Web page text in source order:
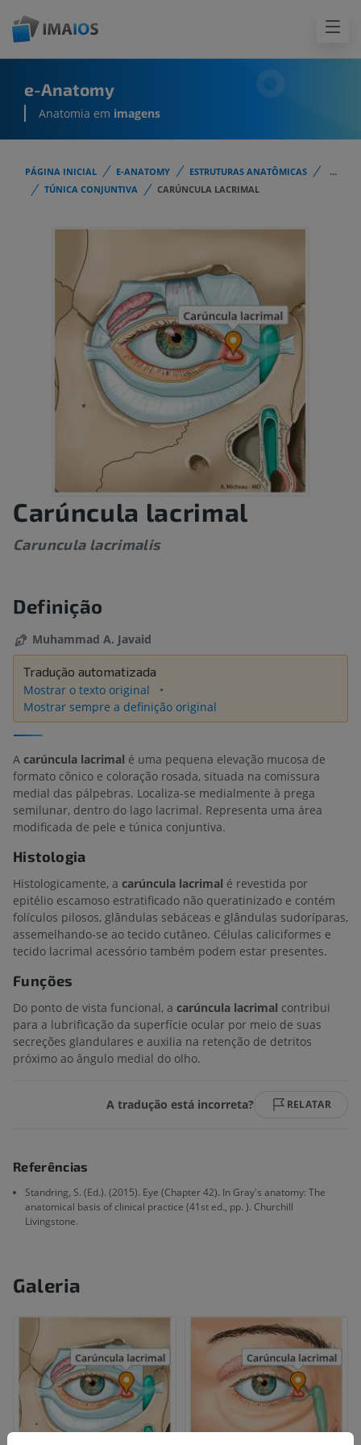
e-Anatomy
Anatomia em imagens
PÁGINA INICIAL E-ANATOMY ESTRUTURAS ANATÔMICAS
...
TÚNICA CONJUNTIVA
CARÚNCULA LACRIMAL
Carúncula lacrimal
Caruncula lacrimalis
Definição
Muhammad A. Javaid
Tradução automatizada
Mostrar o texto original
Mostrar sempre a definição original
A carúncula lacrimal é uma pequena elevação mucosa de
formato cônico e coloração rosada, situada na comissura
medial das pálpebras. Localiza-se medialmente à prega
semilunar, dentro do lago lacrimal. Representa uma área
modificada de pele e túnica conjuntiva.
Histologia
Histologicamente, a carúncula lacrimal é revestida por
epitélio escamoso estratificado não queratinizado e contém
folículos pilosos, glândulas sebáceas e glândulas sudoríparas,
assemelhando-se ao tecido cutâneo. Células caliciformes e
tecido lacrimal acessório também podem estar presentes.
Funções
Do ponto de vista funcional, a carúncula lacrimal contribui
para a lubrificação da superfície ocular por meio de suas
secreções glandulares e auxilia na retenção de detritos
próximo ao ângulo medial do olho.
A tradução está incorreta? RELATAR
Referências
Standring, S. (Ed.). (2015). Eye (Chapter 42). In Gray's anatomy: The
anatomical basis of clinical practice (41st ed., pp. ). Churchill
Livingstone.
Galeria